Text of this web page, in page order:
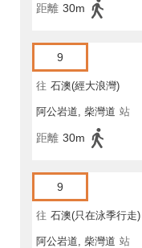
距離 30m
9
往 石澳(經大浪灣)
阿公岩道, 柴灣道 站
距離 30m
9
往 石澳(只在泳季行走)
阿公岩道, 柴灣道 站